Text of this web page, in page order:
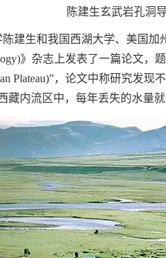
陈建生玄武岩孔洞导
生和我国西湖大学、美国加
》杂志上发表了一篇论文，
Plateau)”，论文中称研究发
藏内流区中，每年丢失的水量